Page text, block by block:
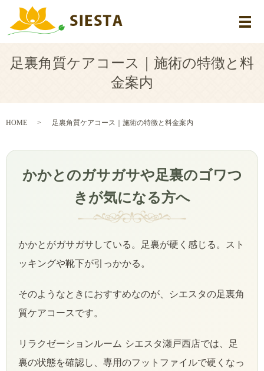
メ
足裏角質ケアコース｜施術の特徴と料
金案内
HOME 足裏角質ケアコース｜施術の特徴と料金案内
かかとのガサガサや足裏のゴワつ
きが気になる方へ
かかとがガサガサしている。足裏が硬く感じる。スト
ッキングや靴下が引っかかる。
そのようなときにおすすめなのが、シエスタの足裏角
質ケアコースです。
リラクゼーションルーム シエスタ瀬戸西店では、足
裏の状態を確認し、専用のフットファイルで硬くなっ